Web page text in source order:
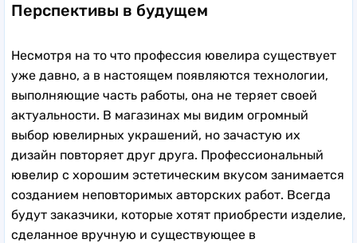
Перспективы в будущем
Несмотря на то что профессия ювелира существует
уже давно, а в настоящем появляются технологии,
выполняющие часть работы, она не теряет своей
актуальности. В магазинах мы видим огромный
выбор ювелирных украшений, но зачастую их
дизайн повторяет друг друга. Профессиональный
ювелир с хорошим эстетическим вкусом занимается
созданием неповторимых авторских работ. Всегда
будут заказчики, которые хотят приобрести изделие,
сделанное вручную и существующее в